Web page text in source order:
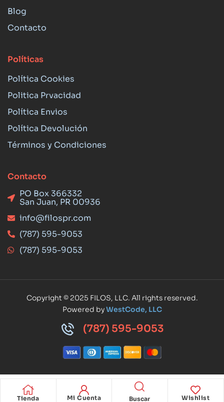
Tienda Mi Cuenta Wishlist
Blog
Contacto
Políticas
Política Cookies
Politica Prvacidad
Política Envios
Política Devolución
Términos y Condiciones
Contacto
PO Box 366332
San Juan, PR 00936
info@filospr.com
(787) 595-9053
(787) 595-9053
Copyright © 2025 FILOS, LLC. All rights reserved.
Powered byWestCode, LLC
(787) 595-9053